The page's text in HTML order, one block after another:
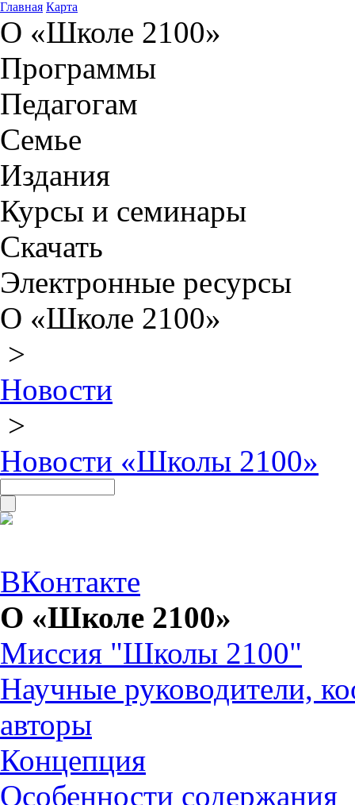
Главная Карта
О «Школе 2100»
Программы
Педагогам
Семье
Издания
Курсы и семинары
Скачать
Электронные ресурсы
О «Школе 2100»
>
Новости
>
Новости «Школы 2100»
ВКонтакте
О «Школе 2100»
Миссия "Школы 2100"
Научные руководители,
авторы
Концепция
Особенности содержания